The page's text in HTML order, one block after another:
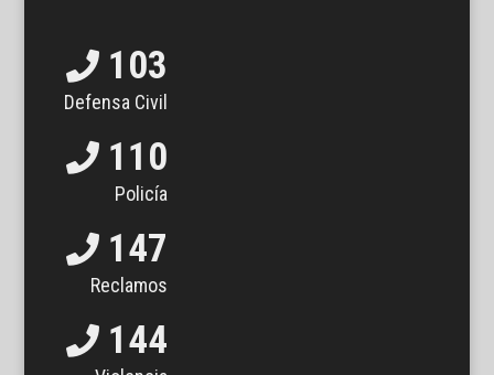
103
Defensa Civil
110
Policía
147
Reclamos
144